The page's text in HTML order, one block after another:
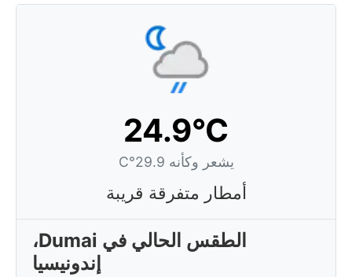
24.9°C
يشعر وكأنه 29.9°C
أمطار متفرقة قريبة
الطقس الحالي في Dumai،
إندونيسيا